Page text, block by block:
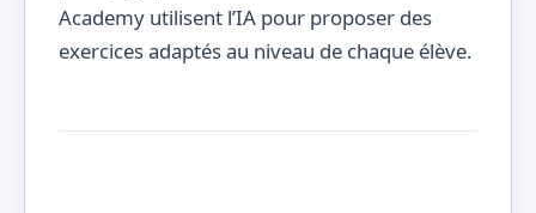
Academy utilisent l’IA pour proposer des
exercices adaptés au niveau de chaque élève.